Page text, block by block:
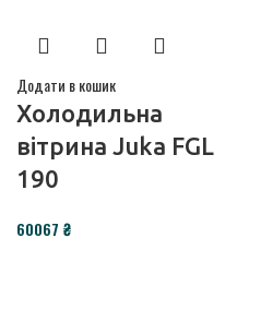
Додати в кошик
Холодильна
вітрина Juka FGL
190
₴